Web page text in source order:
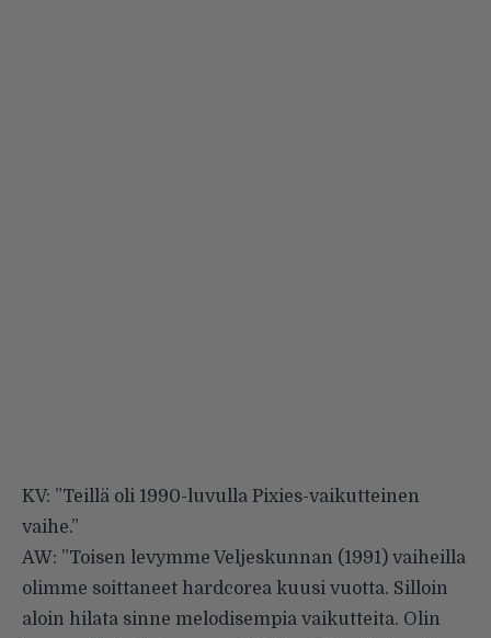
KV: ”Teillä oli 1990-luvulla Pixies-vaikutteinen
vaihe.”
AW: ”Toisen levymme Veljeskunnan (1991) vaiheilla
olimme soittaneet hardcorea kuusi vuotta. Silloin
aloin hilata sinne melodisempia vaikutteita. Olin